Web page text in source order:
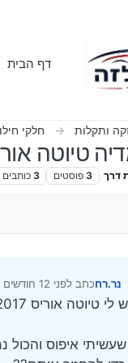
דף הבית
ותקלות חלקי
טיוטה
דרך 3 פוסטים 3 כותבים
נר.רחכתב לפני 12 חודשים
נערך לאחרונה על
איפוס והכול